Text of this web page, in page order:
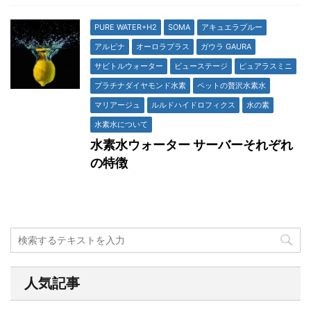
PURE WATER+H2 SOMA
アキュエラブルー
アルピナ
オーロラプラス
ガウラ GAURA
サビトルウォーター
ビューステージ
ピュアラスミニ
プラチナダイヤモンド水素
ペットの贅沢水素水
マリアージュ
ルルドハイドロフィクス
水の素
水素水について
水素水ウォーター サーバーそれぞれ
の特徴
人気記事